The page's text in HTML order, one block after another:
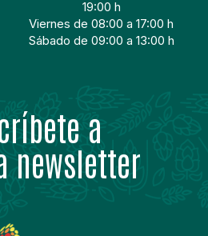
19:00 h
Viernes de 08:00 a 17:00 h
Sábado de 09:00 a 13:00 h
a
newsletter